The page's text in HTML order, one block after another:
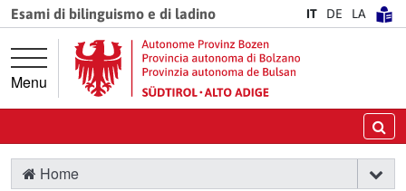
Vai direttamente alla navigazione principale
Vai al contenuto principale
Esami di bilinguismo e di ladino IT DE LA
Menu
Home